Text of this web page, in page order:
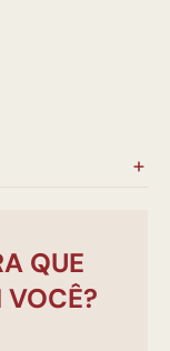
QUE